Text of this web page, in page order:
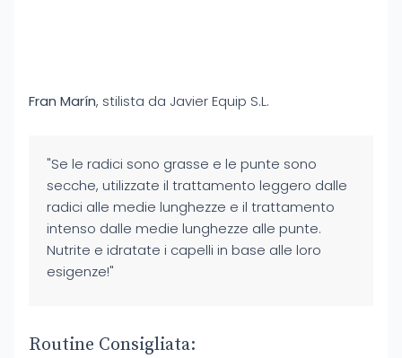
Fran Marín, stilista da Javier Equip S.L.
"Se le radici sono grasse e le punte sono
secche, utilizzate il trattamento leggero dalle
radici alle medie lunghezze e il trattamento
intenso dalle medie lunghezze alle punte.
Nutrite e idratate i capelli in base alle loro
esigenze!"
Routine Consigliata: